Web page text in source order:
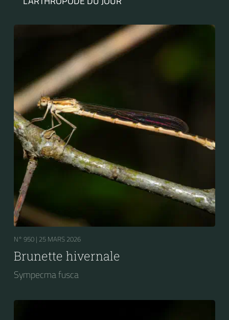
N° 950 | 25 MARS 2026
Brunette hivernale
Sympecma fusca